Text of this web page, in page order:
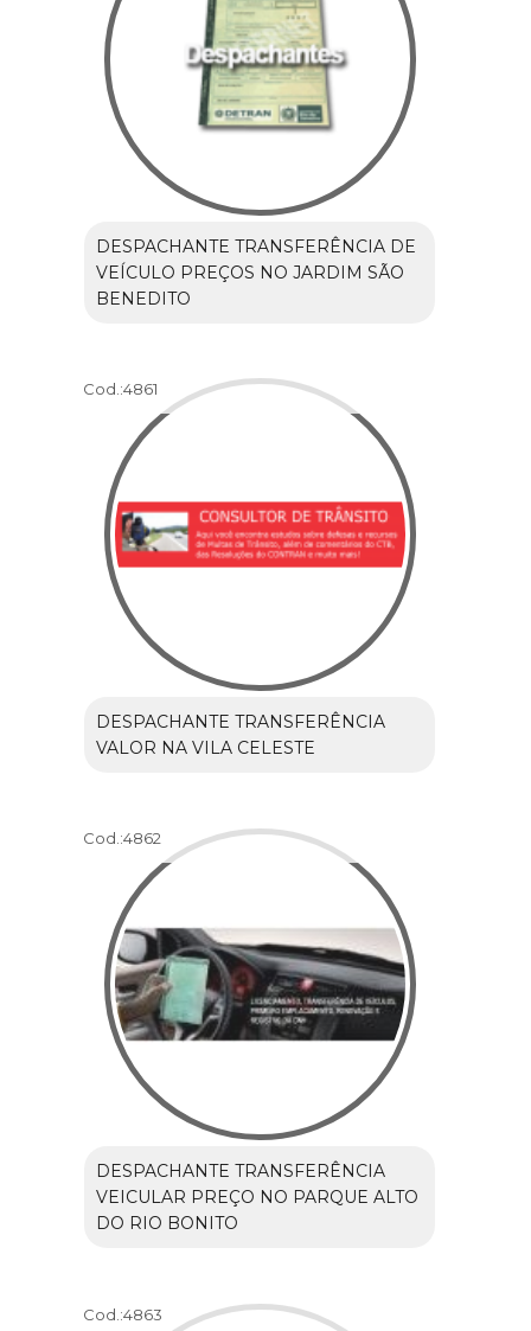
DESPACHANTE TRANSFERÊNCIA DE
VEÍCULO PREÇOS NO JARDIM SÃO
BENEDITO
Cod.:4861
DESPACHANTE TRANSFERÊNCIA
VALOR NA VILA CELESTE
Cod.:4862
DESPACHANTE TRANSFERÊNCIA
VEICULAR PREÇO NO PARQUE ALTO
DO RIO BONITO
Cod.:4863